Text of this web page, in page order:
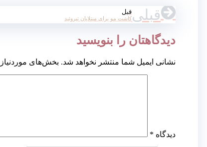
قبلیقبل
کاشت مو برای مبتلایان تیروئید
دیدگاهتان را بنویسید
نشانی ایمیل شما منتشر نخواهد شد. بخش‌های
دیدگاه *